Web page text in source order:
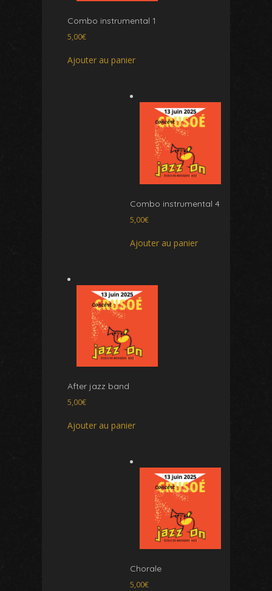
Combo instrumental 1
5,00€
Ajouter au panier
Combo instrumental 4
5,00€
Ajouter au panier
After jazz band
5,00€
Ajouter au panier
Chorale
5,00€